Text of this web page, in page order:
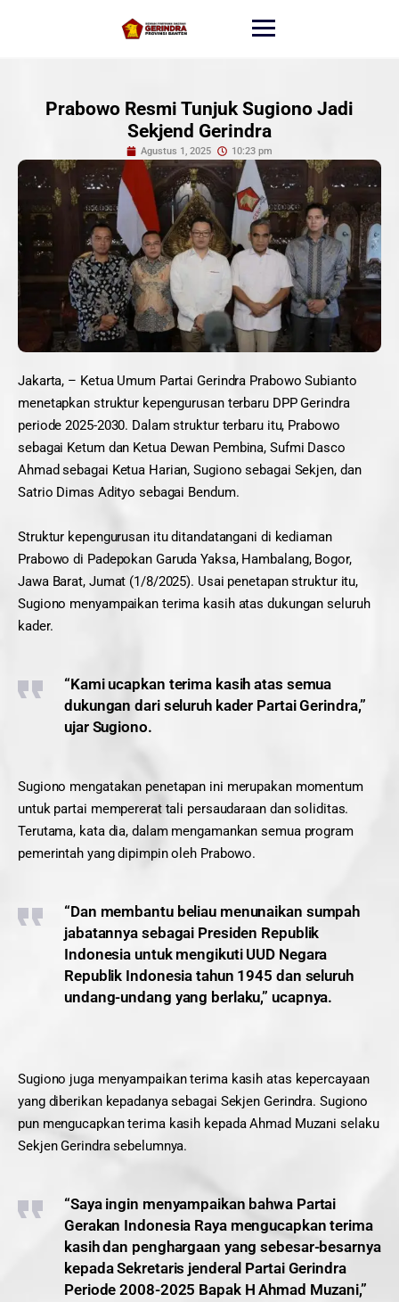
Prabowo Resmi Tunjuk Sugiono Jadi
Sekjend Gerindra
Agustus 1, 2025 10:23 pm
Jakarta, – Ketua Umum Partai Gerindra Prabowo Subianto
menetapkan struktur kepengurusan terbaru DPP Gerindra
periode 2025-2030. Dalam struktur terbaru itu, Prabowo
sebagai Ketum dan Ketua Dewan Pembina, Sufmi Dasco
Ahmad sebagai Ketua Harian, Sugiono sebagai Sekjen, dan
Satrio Dimas Adityo sebagai Bendum.
Struktur kepengurusan itu ditandatangani di kediaman
Prabowo di Padepokan Garuda Yaksa, Hambalang, Bogor,
Jawa Barat, Jumat (1/8/2025). Usai penetapan struktur itu,
Sugiono menyampaikan terima kasih atas dukungan seluruh
kader.
“Kami ucapkan terima kasih atas semua
dukungan dari seluruh kader Partai Gerindra,”
ujar Sugiono.
Sugiono mengatakan penetapan ini merupakan momentum
untuk partai mempererat tali persaudaraan dan soliditas.
Terutama, kata dia, dalam mengamankan semua program
pemerintah yang dipimpin oleh Prabowo.
“Dan membantu beliau menunaikan sumpah
jabatannya sebagai Presiden Republik
Indonesia untuk mengikuti UUD Negara
Republik Indonesia tahun 1945 dan seluruh
undang-undang yang berlaku,” ucapnya.
Sugiono juga menyampaikan terima kasih atas kepercayaan
yang diberikan kepadanya sebagai Sekjen Gerindra. Sugiono
pun mengucapkan terima kasih kepada Ahmad Muzani selaku
Sekjen Gerindra sebelumnya.
“Saya ingin menyampaikan bahwa Partai
Gerakan Indonesia Raya mengucapkan terima
kasih dan penghargaan yang sebesar-besarnya
kepada Sekretaris jenderal Partai Gerindra
Periode 2008-2025 Bapak H Ahmad Muzani,”